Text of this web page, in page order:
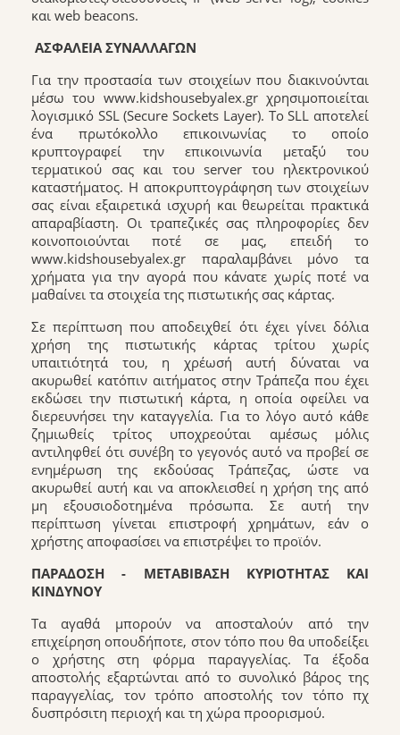
και web beacons.
ΑΣΦΑΛΕΙΑ ΣΥΝΑΛΛΑΓΩΝ
Για την προστασία των στοιχείων που διακινούνται
μέσω του www.kidshousebyalex.gr χρησιμοποιείται
λογισμικό SSL (Secure Sockets Layer). To SLL αποτελεί
ένα πρωτόκολλο επικοινωνίας το οποίο
κρυπτογραφεί την επικοινωνία μεταξύ του
τερματικού σας και του server του ηλεκτρονικού
καταστήματος. Η αποκρυπτογράφηση των στοιχείων
σας είναι εξαιρετικά ισχυρή και θεωρείται πρακτικά
απαραβίαστη. Oι τραπεζικές σας πληροφορίες δεν
κοινοποιούνται ποτέ σε μας, επειδή το
www.kidshousebyalex.gr παραλαμβάνει μόνο τα
χρήματα για την αγορά που κάνατε χωρίς ποτέ να
μαθαίνει τα στοιχεία της πιστωτικής σας κάρτας.
Σε περίπτωση που αποδειχθεί ότι έχει γίνει δόλια
χρήση της πιστωτικής κάρτας τρίτου χωρίς
υπαιτιότητά του, η χρέωσή αυτή δύναται να
ακυρωθεί κατόπιν αιτήματος στην Τράπεζα που έχει
εκδώσει την πιστωτική κάρτα, η οποία οφείλει να
διερευνήσει την καταγγελία. Για το λόγο αυτό κάθε
ζημιωθείς τρίτος υποχρεούται αμέσως μόλις
αντιληφθεί ότι συνέβη το γεγονός αυτό να προβεί σε
ενημέρωση της εκδούσας Τράπεζας, ώστε να
ακυρωθεί αυτή και να αποκλεισθεί η χρήση της από
μη εξουσιοδοτημένα πρόσωπα. Σε αυτή την
περίπτωση γίνεται επιστροφή χρημάτων, εάν ο
χρήστης αποφασίσει να επιστρέψει το προϊόν.
ΠΑΡΑΔΟΣΗ - ΜΕΤΑΒΙΒΑΣΗ ΚΥΡΙΟΤΗΤΑΣ ΚΑΙ
ΚΙΝΔΥΝΟΥ
Τα αγαθά μπορούν να αποσταλούν από την
επιχείρηση οπουδήποτε, στον τόπο που θα υποδείξει
ο χρήστης στη φόρμα παραγγελίας. Τα έξοδα
αποστολής εξαρτώνται από το συνολικό βάρος της
παραγγελίας, τον τρόπο αποστολής τον τόπο πχ
δυσπρόσιτη περιοχή και τη χώρα προορισμού.